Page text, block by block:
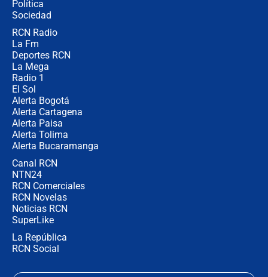
Política
Sociedad
RCN Radio
La Fm
Deportes RCN
La Mega
Radio 1
El Sol
Alerta Bogotá
Alerta Cartagena
Alerta Paisa
Alerta Tolima
Alerta Bucaramanga
Canal RCN
NTN24
RCN Comerciales
RCN Novelas
Noticias RCN
SuperLike
La República
RCN Social